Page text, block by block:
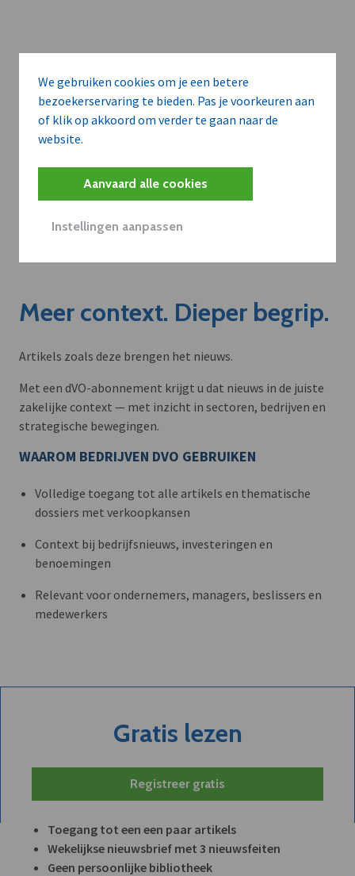
We gebruiken cookies om je een betere
bezoekerservaring te bieden. Pas je voorkeuren aan
of klik op akkoord om verder te gaan naar de
website.
Aanvaard alle cookies
Instellingen aanpassen
Meer context. Dieper begrip.
Artikels zoals deze brengen het nieuws.
Met een dVO-abonnement krijgt u dat nieuws in de juiste
zakelijke context — met inzicht in sectoren, bedrijven en
strategische bewegingen.
WAAROM BEDRIJVEN DVO GEBRUIKEN
Volledige toegang tot alle artikels en thematische
dossiers met verkoopkansen
Context bij bedrijfsnieuws, investeringen en
benoemingen
Relevant voor ondernemers, managers, beslissers en
medewerkers
Gratis lezen
Registreer gratis
Toegang tot een een paar artikels
Wekelijkse nieuwsbrief met 3 nieuwsfeiten
Geen persoonlijke bibliotheek